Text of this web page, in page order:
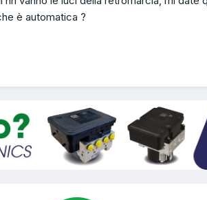
è automatica ?